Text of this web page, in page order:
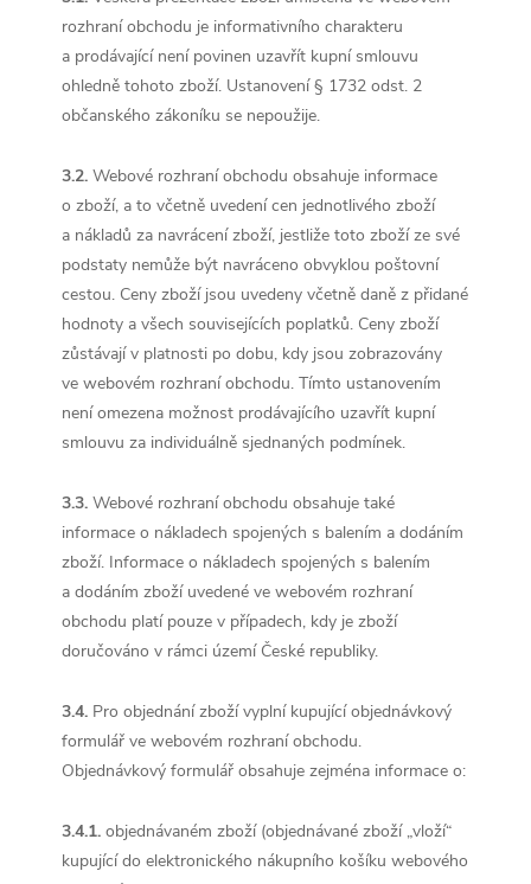
rozhraní obchodu je informativního charakteru
a prodávající není povinen uzavřít kupní smlouvu
ohledně tohoto zboží. Ustanovení § 1732 odst. 2
občanského zákoníku se nepoužije.
3.2. Webové rozhraní obchodu obsahuje informace
o zboží, a to včetně uvedení cen jednotlivého zboží
a nákladů za navrácení zboží, jestliže toto zboží ze své
podstaty nemůže být navráceno obvyklou poštovní
cestou. Ceny zboží jsou uvedeny včetně daně z přidané
hodnoty a všech souvisejících poplatků. Ceny zboží
zůstávají v platnosti po dobu, kdy jsou zobrazovány
ve webovém rozhraní obchodu. Tímto ustanovením
není omezena možnost prodávajícího uzavřít kupní
smlouvu za individuálně sjednaných podmínek.
3.3. Webové rozhraní obchodu obsahuje také
informace o nákladech spojených s balením a dodáním
zboží. Informace o nákladech spojených s balením
a dodáním zboží uvedené ve webovém rozhraní
obchodu platí pouze v případech, kdy je zboží
doručováno v rámci území České republiky.
3.4. Pro objednání zboží vyplní kupující objednávkový
formulář ve webovém rozhraní obchodu.
Objednávkový formulář obsahuje zejména informace o:
3.4.1. objednávaném zboží (objednávané zboží „vloží“
kupující do elektronického nákupního košíku webového